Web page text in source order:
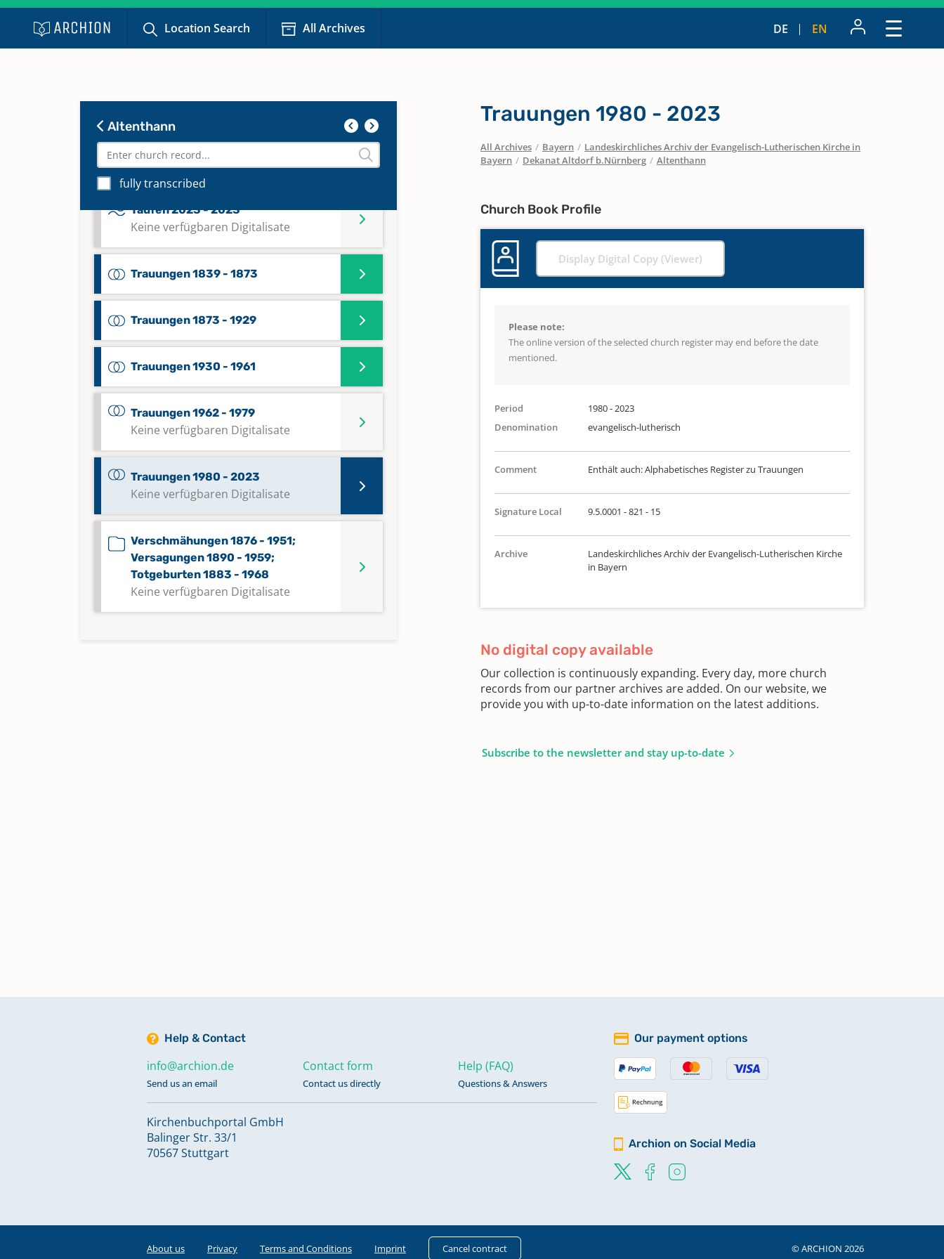
Location Search All Archives DE EN
Altenthann
fully transcribed
Keine verfügbaren Digitalisate
Keine verfügbaren Digitalisate
Taufen 2000 - 2022
Keine verfügbaren Digitalisate
Taufen 2023 - 2023
Keine verfügbaren Digitalisate
Trauungen 1839 - 1873
Trauungen 1873 - 1929
Trauungen 1930 - 1961
Trauungen 1962 - 1979
Keine verfügbaren Digitalisate
Trauungen 1980 - 2023
Keine verfügbaren Digitalisate
Verschmähungen 1876 - 1951;
Versagungen 1890 - 1959;
Totgeburten 1883 - 1968
Keine verfügbaren Digitalisate
Trauungen 1980 - 2023
All Archives / Bayern / Landeskirchliches Archiv der Evangelisch-Lutherischen Kirche in
Bayern / Dekanat Altdorf b.Nürnberg / Altenthann
Church Book Profile
Display Digital Copy (Viewer)
Please note:
The online version of the selected church register may end before the date
mentioned.
Period
1980 - 2023
Denomination
evangelisch-lutherisch
Comment Enthält auch: Alphabetisches Register zu Trauungen
Signature Local 9.5.0001 - 821 - 15
Archive
Landeskirchliches Archiv der Evangelisch-Lutherischen Kirche
in Bayern
No digital copy available
Our collection is continuously expanding. Every day, more church
records from our partner archives are added. On our website, we
provide you with up-to-date information on the latest additions.
Subscribe to the newsletter and stay up-to-date
Help & Contact
info@archion.de
Send us an email
Contact form
Contact us directly
Help (FAQ)
Questions & Answers
Kirchenbuchportal GmbH
Balinger Str. 33/1
70567 Stuttgart
Our payment options
Archion on Social Media
About us Privacy Terms and Conditions Imprint Cancel contract © ARCHION 2026